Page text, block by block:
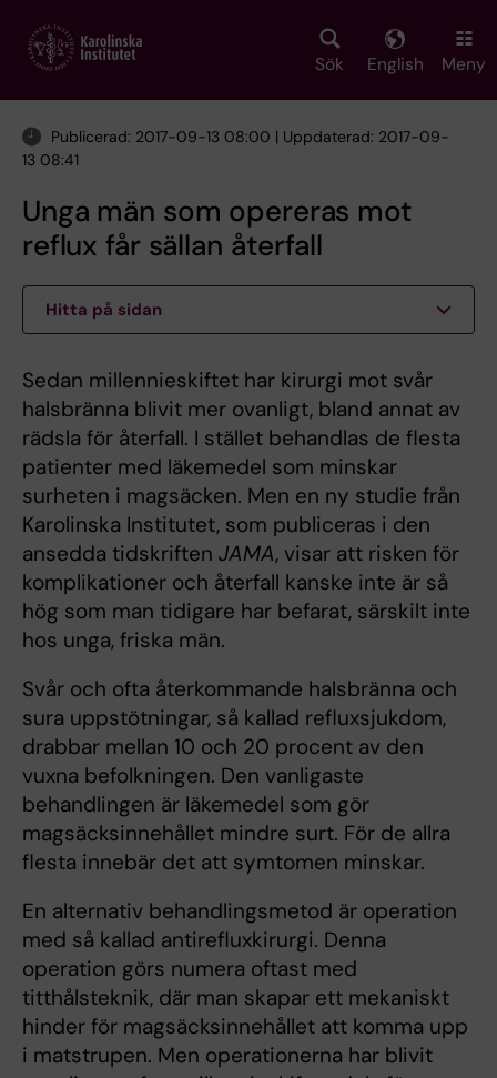
main
Sök English Meny
Publicerad: 2017-09-13 08:00 | Uppdaterad: 2017-09-
13 08:41
Unga män som opereras mot
reflux får sällan återfall
Hitta på sidan
Sedan millennieskiftet har kirurgi mot svår
halsbränna blivit mer ovanligt, bland annat av
rädsla för återfall. I stället behandlas de flesta
patienter med läkemedel som minskar
surheten i magsäcken. Men en ny studie från
Karolinska Institutet, som publiceras i den
ansedda tidskriften JAMA, visar att risken för
komplikationer och återfall kanske inte är så
hög som man tidigare har befarat, särskilt inte
hos unga, friska män.
Svår och ofta återkommande halsbränna och
sura uppstötningar, så kallad refluxsjukdom,
drabbar mellan 10 och 20 procent av den
vuxna befolkningen. Den vanligaste
behandlingen är läkemedel som gör
magsäcksinnehållet mindre surt. För de allra
flesta innebär det att symtomen minskar.
En alternativ behandlingsmetod är operation
med så kallad antirefluxkirurgi. Denna
operation görs numera oftast med
titthålsteknik, där man skapar ett mekaniskt
hinder för magsäcksinnehållet att komma upp
i matstrupen. Men operationerna har blivit